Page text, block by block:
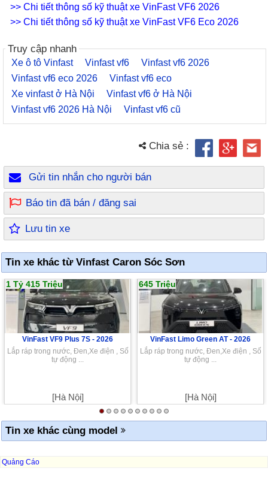
>> Chi tiết thông số kỹ thuật xe VinFast VF6 2026
>> Chi tiết thông số kỹ thuật xe VinFast VF6 Eco 2026
Truy cập nhanh
Xe ô tô Vinfast Vinfast vf6
Vinfast vf6 2026
Vinfast vf6 eco 2026
Vinfast vf6 eco
Xe vinfast ở Hà Nội
Vinfast vf6 ở Hà Nội
Vinfast vf6 2026 Hà Nội
Vinfast vf6 cũ
Chia sẻ :
Gửi tin nhắn cho người bán
Báo tin đã bán / đăng sai
Lưu tin xe
Tin xe khác từ Vinfast Caron Sóc Sơn
1 Tỷ 415 Triệu
VinFast VF9 Plus 7S - 2026
Lắp ráp trong nước, Đen,Xe điện , Số
tự động ...
[Hà Nội]
645 Triệu
VinFast Limo Green AT - 2026
Lắp ráp trong nước, Đen,Xe điện , Số
tự động ...
[Hà Nội]
Tin xe khác cùng model
Quảng Cáo